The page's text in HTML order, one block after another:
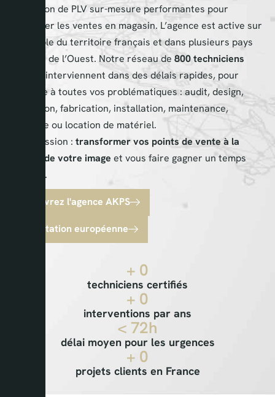
conception de PLV sur-mesure performantes pour
augmenter les ventes en magasin. L’agence est active sur
l’ensemble du territoire français et dans plusieurs pays
d’Europe de l’Ouest. Notre réseau de 800 techniciens
qualifiés interviennent dans des délais rapides, pour
répondre à toutes vos problématiques : audit, design,
conception, fabrication, installation, maintenance,
logistique ou location de matériel.
Notre mission : transformer vos points de vente à la
hauteur de votre image et vous faire gagner un temps
précieux.
Découvrez l'agence AKPS
Implantation européenne
techniciens certifiés
+ 0
interventions par ans
+ 0
délai moyen pour les urgences
< 72h
projets clients en France
+ 0